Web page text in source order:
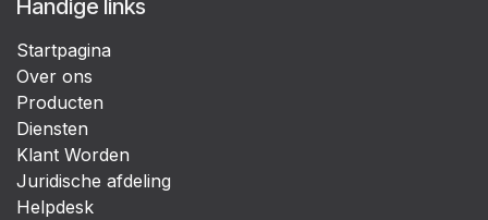
Handige links
Startpagina
Over ons
Producten
Diensten
Klant Worden
Juridische afdeling
Helpdesk